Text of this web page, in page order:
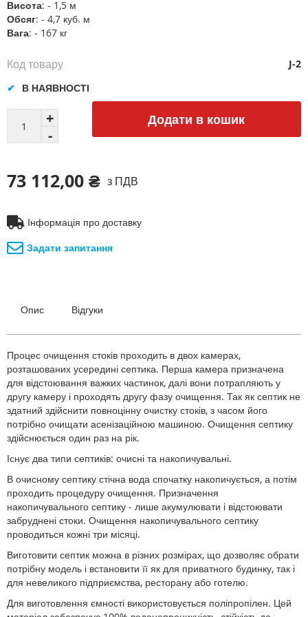
Висота: - 1,5 м
Обсяг: - 4,7 куб. м
Вага: - 167 кг
Додати в кошик
73 112,00 ₴ з ПДВ
В НАЯВНОСТІ
Код товару J-2
Інформація про доставку
Задати запитання
Опис Відгуки
Процес очищення стоків проходить в двох камерах,
розташованих усередині септика. Перша камера призначена
для відстоювання важких частинок, далі вони потрапляють у
другу камеру і проходять другу фазу очищення. Так як септик не
здатний здійснити повноцінну очистку стоків, з часом його
потрібно очищати асенізаційною машиною. Очищення септику
здійснюється один раз на рік.
Існує два типи септиків: очисні та накопичувальні.
В очисному септику стічна вода спочатку накопичується, а потім
проходить процедуру очищення. Призначення
накопичувального септику - лише акумулювати і відстоювати
забруднені стоки. Очищення накопичувального септику
проводиться кожні три місяці.
Виготовити септик можна в різних розмірах, що дозволяє обрати
потрібну модель і встановити її як для приватного будинку, так і
для невеликого підприємства, ресторану або готелю.
Для виготовлення ємності використовується поліпропілен. Цей